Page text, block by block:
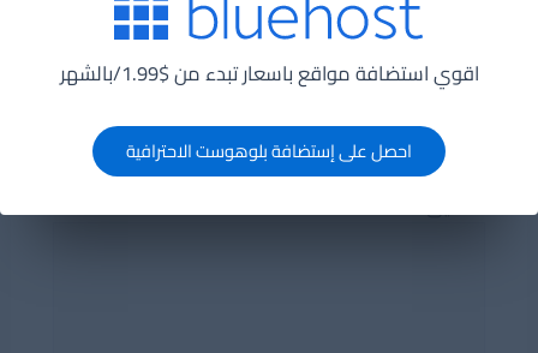
اقوي استضافة مواقع باسعار تبدء من $1.99/بالشهر
احصل على إستضافة بلوهوست الاحترافية
اترك تعليقاً
مشار إليها بـ*